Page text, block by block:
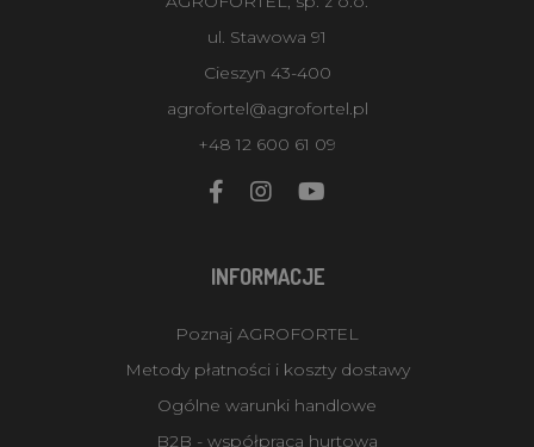
ul. Stawowa 91
Cieszyn 43-400
agrofortel@agrofortel.pl
+48 12 600 61 09
INFORMACJE
Poznaj AGROFORTEL
Metody płatności i koszty dostawy
Ogólne warunki handlowe
B2B - współpraca hurtowa